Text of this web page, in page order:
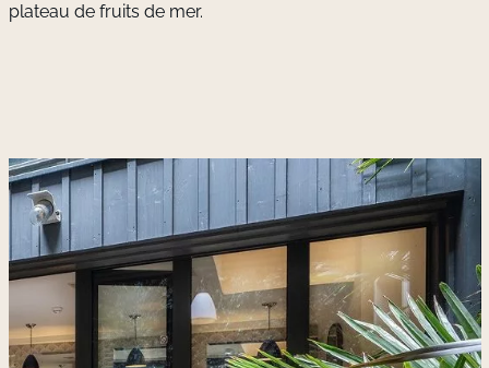
plateau de fruits de mer.